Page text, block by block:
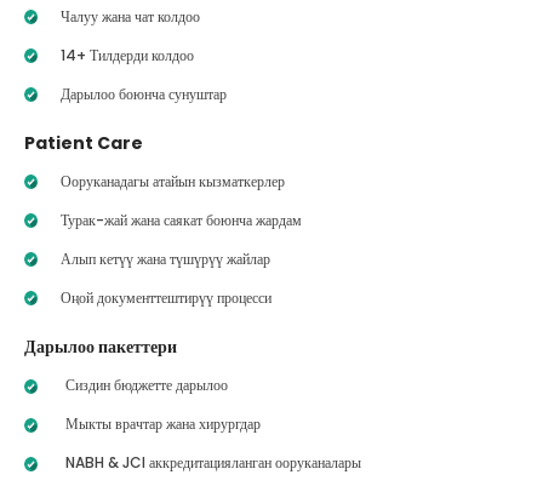
Чалуу жана чат колдоо
14+ Тилдерди колдоо
Дарылоо боюнча сунуштар
Patient Care
Ооруканадагы атайын кызматкерлер
Турак-жай жана саякат боюнча жардам
Алып кетүү жана түшүрүү жайлар
Оңой документтештирүү процесси
Дарылоо пакеттери
Сиздин бюджетте дарылоо
Мыкты врачтар жана хирургдар
NABH & JCI аккредитацияланган ооруканалары